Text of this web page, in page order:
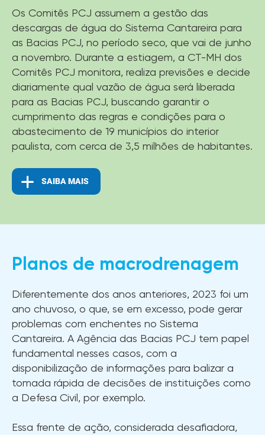
Os Comitês PCJ assumem a gestão das
descargas de água do Sistema Cantareira para
as Bacias PCJ, no período seco, que vai de junho
a novembro. Durante a estiagem, a CT-MH dos
Comitês PCJ monitora, realiza previsões e decide
diariamente qual vazão de água será liberada
para as Bacias PCJ, buscando garantir o
cumprimento das regras e condições para o
abastecimento de 19 municípios do interior
paulista, com cerca de 3,5 milhões de habitantes.
SAIBA MAIS
Planos de macrodrenagem
Diferentemente dos anos anteriores, 2023 foi um
ano chuvoso, o que, se em excesso, pode gerar
problemas com enchentes no Sistema
Cantareira. A Agência das Bacias PCJ tem papel
fundamental nesses casos, com a
disponibilização de informações para balizar a
tomada rápida de decisões de instituições como
a Defesa Civil, por exemplo.
Essa frente de ação, considerada desafiadora,